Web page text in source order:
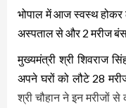
भोपाल में आज स्वस्थ होकर
अस्पताल से और 2 मरीज
मुख्यमंत्री श्री शिवराज
अपने घरों को लौटे 28
श्री चौहान ने इन मरीजों